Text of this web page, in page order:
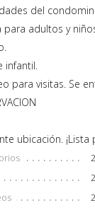
del
para adultos y
infantil.
para visitas. Se
ubicación.
2
2
2